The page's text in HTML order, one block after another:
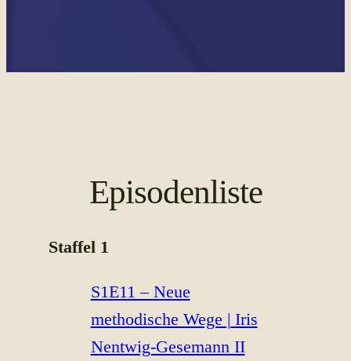
Episodenliste
Staffel 1
S1E11 – Neue
methodische Wege | Iris
Nentwig-Gesemann II